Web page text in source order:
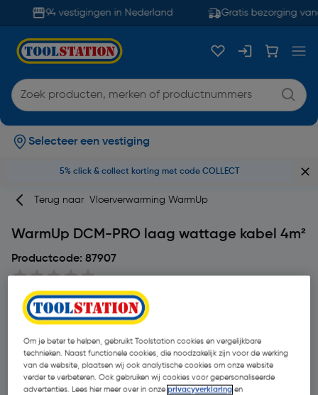
94 vestigingen in Nederland Gratis bezorging
Selecteer een vestiging
5% click & collect korting met code COLLECT
Terug naar Vloerverwarming WarmUp
WarmUp DCM-PRO laag wattage kabel 4m²
Productcode: 87907
Om je beter te helpen, gebruikt Toolstation cookies en vergelijkbare
technieken. Naast functionele cookies, die noodzakelijk zijn voor de werking
van de website, plaatsen wij ook analytische cookies om onze website
verder te verbeteren. Ook gebruiken wij cookies voor gepersonaliseerde
advertenties. Lees hier meer over in onzeprivacyverklaring en